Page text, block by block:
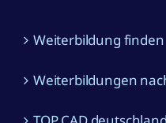
Weiterbildung finden
Weiterbildungen